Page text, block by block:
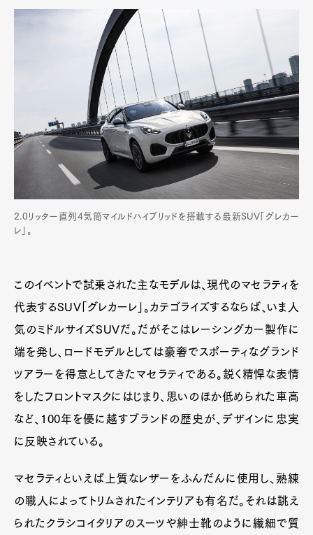
2.0リッター直列4気筒マイルドハイブリッドを搭載する最新SUV「グレカー
レ」。
このイベントで試乗された主なモデルは、現代のマセラティを
代表するSUV「グレカーレ」。カテゴライズするならば、いま人
気のミドルサイズSUVだ。だがそこはレーシングカー製作に
端を発し、ロードモデルとしては豪奢でスポーティなグランド
ツアラーを得意としてきたマセラティである。鋭く精悍な表情
をしたフロントマスクにはじまり、思いのほか低められた車高
など、100年を優に越すブランドの歴史が、デザインに忠実
に反映されている。
マセラティといえば上質なレザーをふんだんに使用し、熟練
の職人によってトリムされたインテリアも有名だ。それは誂え
られたクラシコイタリアのスーツや紳士靴のように繊細で質